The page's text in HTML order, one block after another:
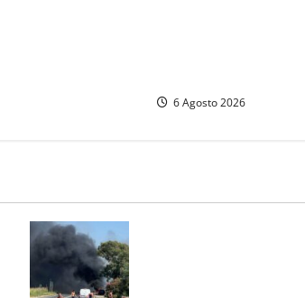
6 Agosto 2026